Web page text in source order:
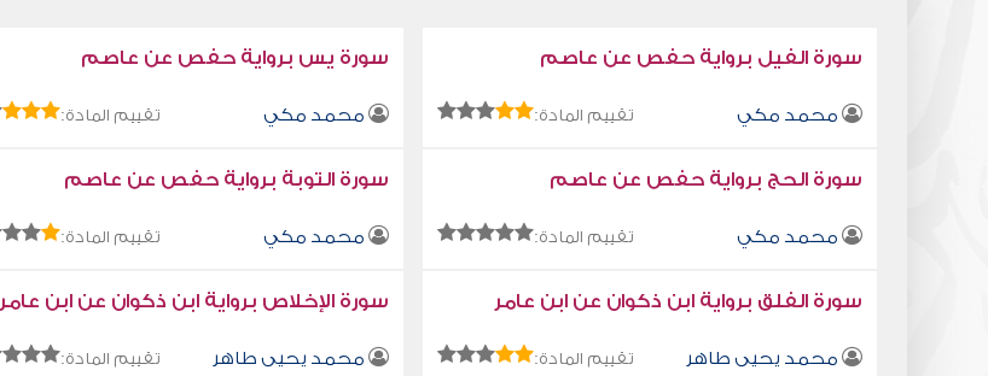
سورة الفيل برواية حفص عن عاصم
محمد مكي تقييم المادة:
سورة يس برواية حفص عن عاصم
محمد مكي تقييم المادة:
سورة الحج برواية حفص عن عاصم
محمد مكي تقييم المادة:
سورة التوبة برواية حفص عن عاصم
محمد مكي تقييم المادة:
سورة الفلق برواية ابن ذكوان عن ابن عامر
محمد يحيى طاهر تقييم المادة:
سورة الإخلاص برواية ابن ذكوان عن ابن عامر
محمد يحيى طاهر تقييم المادة: